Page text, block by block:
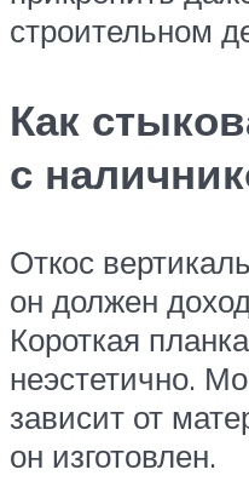
строительном
Как
с
Откос
он должен
Короткая
неэстетично.
зависит от
он изготовлен.